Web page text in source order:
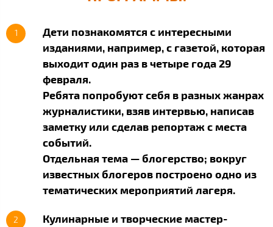
1
Дети познакомятся с интересными
изданиями, например, с газетой, которая
выходит один раз в четыре года 29
февраля.
Ребята попробуют себя в разных жанрах
журналистики, взяв интервью, написав
заметку или сделав репортаж с места
событий.
Отдельная тема — блогерство; вокруг
известных блогеров построено одно из
тематических мероприятий лагеря.
2
Кулинарные и творческие мастер-